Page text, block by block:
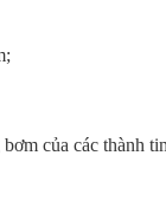
của các thành